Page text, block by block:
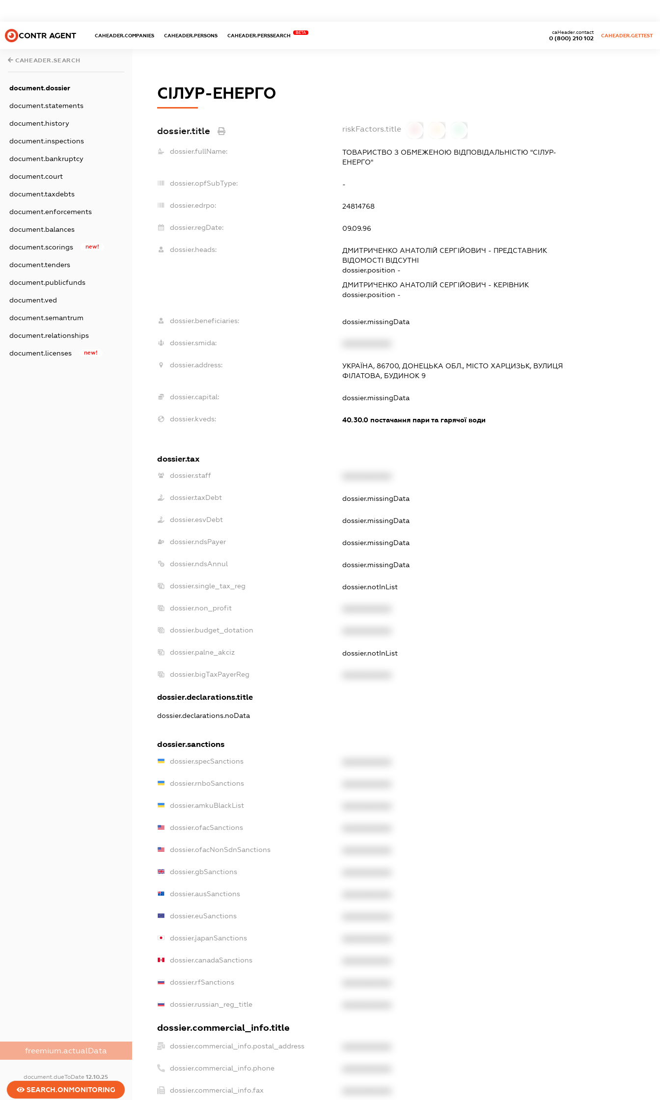
CONTR AGENT CAHEADER.COMPANIES CAHEADER.PERSONS CAHEADER.PERSSEARCH
BETA
0 (800) 210 102
caHeader.contact
CAHEADER.GETTEST
CAHEADER.SEARCH
document.dossier
document.statements
document.history
document.inspections
document.bankruptcy
document.court
document.taxdebts
document.enforcements
document.balances
document.scorings new!
document.tenders
document.publicfunds
document.ved
document.semantrum
document.relationships
document.licenses new!
freemium.actualData
document.dueToDate12.10.25
SEARCH.ONMONITORING
СІЛУР-ЕНЕРГО
dossier.title riskFactors.title
dossier.fullName:
ТОВАРИСТВО З ОБМЕЖЕНОЮ ВІДПОВІДАЛЬНІСТЮ "СІЛУР-
ЕНЕРГО"
dossier.opfSubType: -
dossier.edrpo: 24814768
dossier.regDate: 09.09.96
dossier.heads: ДМИТРИЧЕНКО АНАТОЛІЙ СЕРГІЙОВИЧ - ПРЕДСТАВНИК
ВІДОМОСТІ ВІДСУТНІ
dossier.position -
ДМИТРИЧЕНКО АНАТОЛІЙ СЕРГІЙОВИЧ - КЕРІВНИК
dossier.position -
dossier.beneficiaries: dossier.missingData
dossier.smida:
dossier.address:
УКРАЇНА, 86700, ДОНЕЦЬКА ОБЛ., МІСТО ХАРЦИЗЬК, ВУЛИЦЯ
ФІЛАТОВА, БУДИНОК 9
dossier.capital: dossier.missingData
dossier.kveds: 40.30.0 постачання пари та гарячої води
dossier.tax
dossier.staff
dossier.taxDebt dossier.missingData
dossier.esvDebt dossier.missingData
dossier.ndsPayer dossier.missingData
dossier.ndsAnnul dossier.missingData
dossier.single_tax_reg dossier.notInList
dossier.non_profit
dossier.budget_dotation
dossier.palne_akciz dossier.notInList
dossier.bigTaxPayerReg
dossier.declarations.title
dossier.declarations.noData
dossier.sanctions
dossier.specSanctions
dossier.rnboSanctions
dossier.amkuBlackList
dossier.ofacSanctions
dossier.ofacNonSdnSanctions
dossier.gbSanctions
dossier.ausSanctions
dossier.euSanctions
dossier.japanSanctions
dossier.canadaSanctions
dossier.rfSanctions
dossier.russian_reg_title
dossier.commercial_info.title
dossier.commercial_info.postal_address
dossier.commercial_info.phone
dossier.commercial_info.fax